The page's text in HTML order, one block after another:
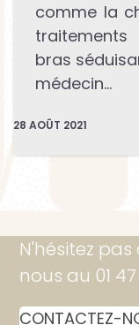
comme la
bras
médecin…
28 AOÛT 2021
N'hésitez
nous au 01
CONTACTEZ-